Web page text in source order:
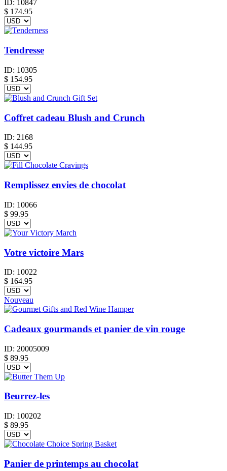
ID: 10847
$ 174.95
Tendresse
ID: 10305
$ 154.95
Coffret cadeau Blush and Crunch
ID: 2168
$ 144.95
Remplissez envies de chocolat
ID: 10066
$ 99.95
Votre victoire Mars
ID: 10022
$ 164.95
Nouveau
Cadeaux gourmands et panier de vin rouge
ID: 20005009
$ 89.95
Beurrez-les
ID: 100202
$ 89.95
Panier de printemps au chocolat